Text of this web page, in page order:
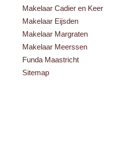
Makelaar Cadier en Keer
Makelaar Eijsden
Makelaar Margraten
Makelaar Meerssen
Funda Maastricht
Sitemap